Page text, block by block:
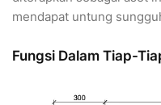
mendapat untung
Fungsi Dalam Tiap-